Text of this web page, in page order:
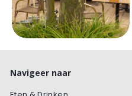
Navigeer naar